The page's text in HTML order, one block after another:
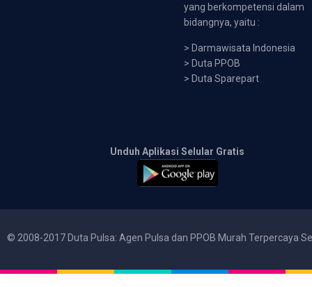
yang berkompetensi dalam
bidangnya, yaitu :
> Darmawisata Indonesia
> Duta PPOB
> Duta Sparepart
Unduh Aplikasi Selular Gratis
© 2008-2017 Duta Pulsa: Agen Pulsa dan PPOB Murah Terpercaya